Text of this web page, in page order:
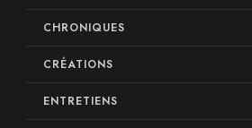
CHRONIQUES
CRÉATIONS
ENTRETIENS